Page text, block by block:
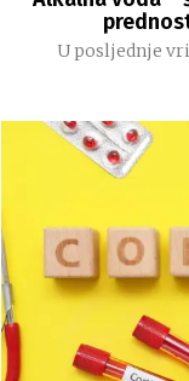
U posljednje